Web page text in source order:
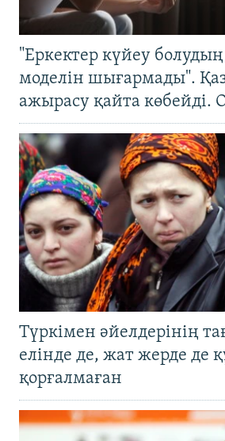
"Еркектер күйеу
моделін шығармады".
ажырасу қайта көбейді.
Түркімен әйелдерінің
елінде де, жат жерде де
қорғалмаған